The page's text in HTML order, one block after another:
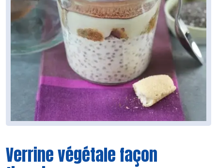
Verrine végétale façon